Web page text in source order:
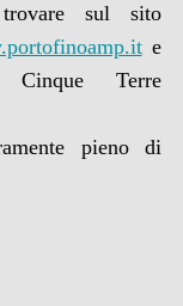
sul sito
e
Terre
pieno di